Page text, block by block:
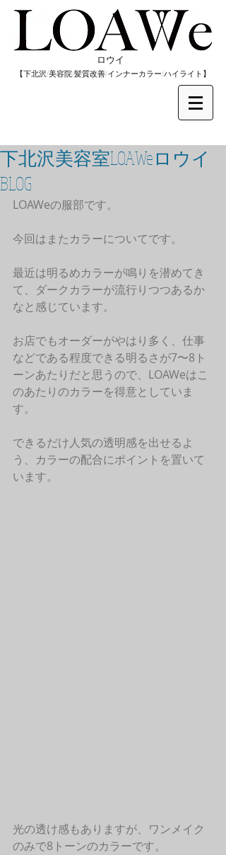
​ロウイ
​【下北沢/美容院/髪質改善/インナーカラー/​ハイライト】
下北沢美容室LOAWeロウイ
BLOG
LOAWeの服部です。
今回はまたカラーについてです。
最近は明るめカラーが鳴りを潜めてき
て、ダークカラーが流行りつつあるか
なと感じています。
お店でもオーダーがやはり多く、仕事
などである程度できる明るさが7〜8ト
ーンあたりだと思うので、LOAWeはこ
のあたりのカラーを得意としていま
す。
できるだけ人気の透明感を出せるよ
う、カラーの配合にポイントを置いて
います。
光の透け感もありますが、ワンメイク
のみで8トーンのカラーです。